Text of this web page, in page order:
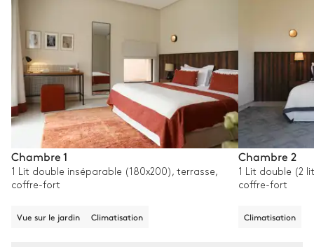
Chambre 1
1 Lit double inséparable (180x200), terrasse,
coffre-fort
Vue sur le jardin Climatisation
Chambre 2
1 Lit double (2
coffre-fort
Climatisation